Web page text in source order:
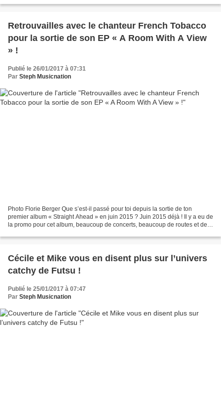
Retrouvailles avec le chanteur French Tobacco
pour la sortie de son EP « A Room With A View
» !
Publié le 26/01/2017 à 07:31
Par Steph Musicnation
Photo Florie Berger Que s’est-il passé pour toi depuis la sortie de ton
premier album « Straight Ahead » en juin 2015 ? Juin 2015 déjà ! Il y a eu de
la promo pour cet album, beaucoup de concerts, beaucoup de routes et de
Cécile et Mike vous en disent plus sur l’univers
catchy de Futsu !
Publié le 25/01/2017 à 07:47
Par Steph Musicnation